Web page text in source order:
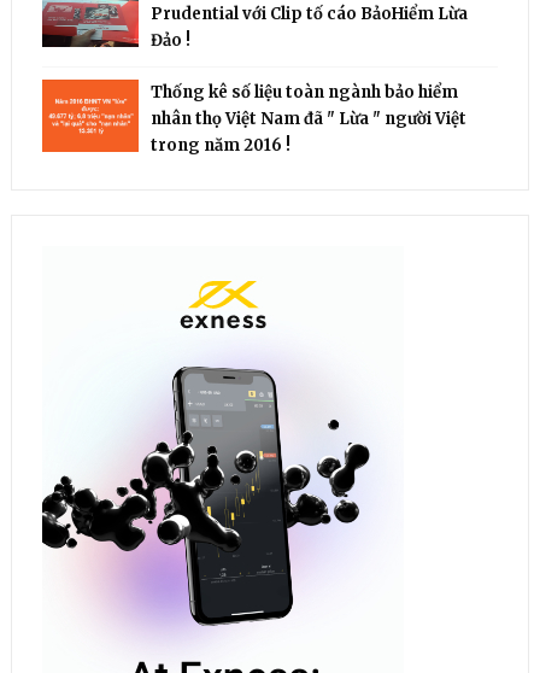
Prudential với Clip tố cáo BảoHiểm Lừa
Đảo !
Thống kê số liệu toàn ngành bảo hiểm
nhân thọ Việt Nam đã " Lừa " người Việt
trong năm 2016 !